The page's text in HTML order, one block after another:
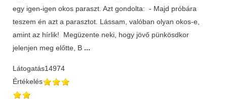
egy igen-igen okos paraszt. Azt gondolta: - Majd próbára
teszem én azt a parasztot. Lássam, valóban olyan okos-e,
amint az hírlik! Megüzente neki, hogy jövő pünkösdkor
jelenjen meg előtte, B ...
Látogatás14974
Értékelés